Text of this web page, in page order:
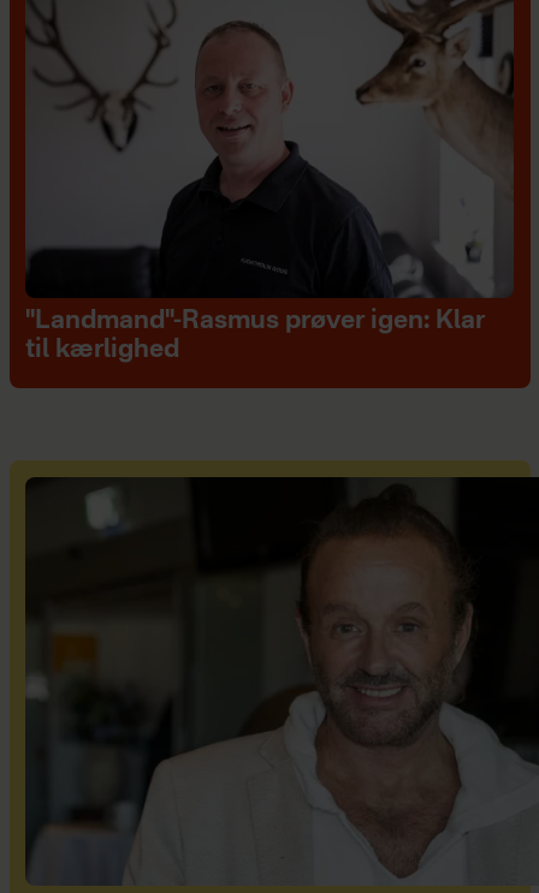
"Landmand"-Rasmus prøver igen: Klar
til kærlighed